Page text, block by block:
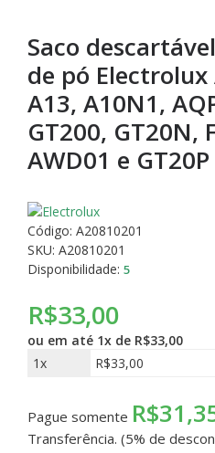
Saco
de pó Electrolux
A13, A10N1,
GT200, GT20N,
AWD01 e GT20P
Código: A20810201
SKU: A20810201
Disponibilidade: 5
R$33,00
ou em até 1x de R$33,00
1x
R$33,00
Pague somente
Transferência. (5% de